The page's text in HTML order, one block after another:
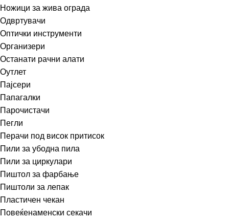
Ножици за жива ограда
Одвртувачи
Оптички инструменти
Организери
Останати рачни алати
Оутлет
Пајсери
Папагалки
Парочистачи
Пегли
Перачи под висок притисок
Пили за убодна пила
Пили за циркулари
Пиштол за фарбање
Пиштоли за лепак
Пластичен чекан
Повеќенаменски секачи